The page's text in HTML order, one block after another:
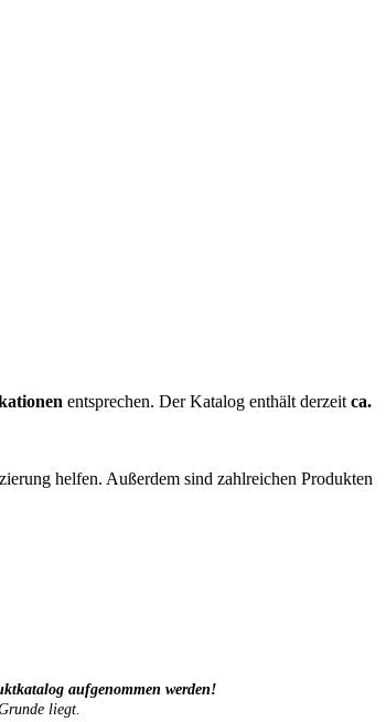
entsprechen. Der Katalog enthält derzeit ca.
helfen. Außerdem sind zahlreichen Produkten
aufgenommen werden!
liegt.